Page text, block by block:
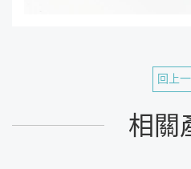
回上
相關